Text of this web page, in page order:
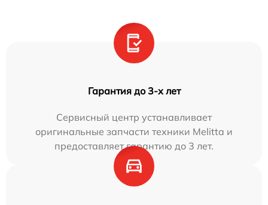
Гарантия до 3-х лет
Сервисный центр устанавливает
оригинальные запчасти техники Melitta и
предоставляет гарантию до 3 лет.